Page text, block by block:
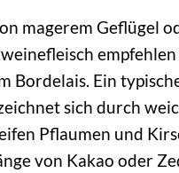
magerem Geflügel
Bordelais. Ein
sich durch
Pflaumen und
von Kakao oder